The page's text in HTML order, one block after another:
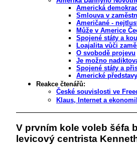
Americká
Smlouva v
Američané -
Může v Americe
Spojené státy a
Loajalita vůči
O svobodě projevu
Je možno
Spojené státy a
Americké
Reakce čtenářů:
České souvislosti ve
Klaus, Internet a
V prvním kole voleb šéfa
levicový centrista